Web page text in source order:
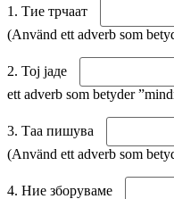
1. Тие трчаат
(Använd ett adverb som
2. Тој јаде
ett adverb som betyder
3. Таа пишува
(Använd ett adverb som
4. Ние зборуваме